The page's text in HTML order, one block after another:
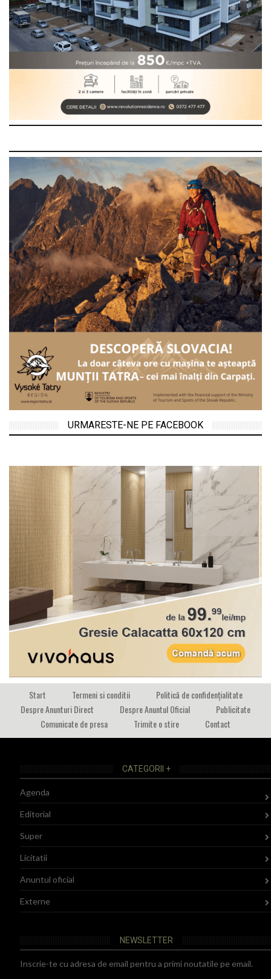
URMARESTE-NE PE FACEBOOK
Start Termeni si conditii
Politică de confidențialitate
Despre Anunturi Direct
Despre Anuntul Oficial
Publicitate
Comunicate de presa
Trimite o stire Contact
CATEGORII +
Agenda
Editorial
Super
Licitatii
Anuntul oficial
Externe
NEWSLETTER
Inscrie-te cu adresa de email pentru a primi noutatile pe email.